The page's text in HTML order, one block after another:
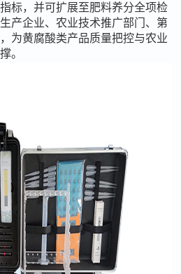
标，并可扩展至肥料养分全项检
产企业、农业技术推广部门、第
为黄腐酸类产品质量把控与农业
。